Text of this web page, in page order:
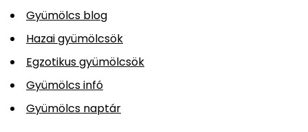
Gyümölcs blog
Hazai gyümölcsök
Egzotikus gyümölcsök
Gyümölcs infó
Gyümölcs naptár